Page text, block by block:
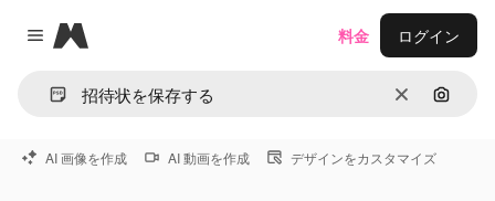
Close menu
Magnific
消去 画像で
料金 ログイン
AI 画像を作成 AI 動画を作成 デザインをカスタマイズ